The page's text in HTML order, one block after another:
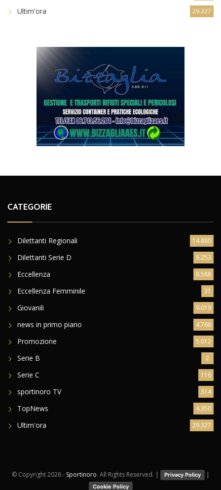
Ultim'ora 29.327
CATEGORIE
Dilettanti Regionali 14.880
Dilettanti Serie D 8.253
Eccellenza 8.588
Eccellenza Femminile 31
Giovanili 9.019
news in primo piano 4.766
Promozione 5.012
Serie B 2
Serie C 116
sportinoro TV 314
TopNews 4.350
Ultim'ora 29.327
© Copyright2026 - Sportinoro. All Rights Reserved. | Privacy Policy |
Cookie Policy